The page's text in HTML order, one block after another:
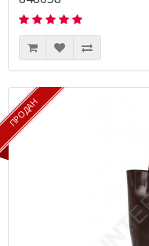
ПРОДАН
ПРОДАН